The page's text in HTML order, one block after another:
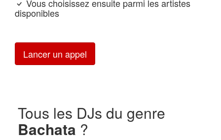
Vous choisissez ensuite parmi les artistes
disponibles
Lancer un appel
Tous les DJs du genre
Bachata ?